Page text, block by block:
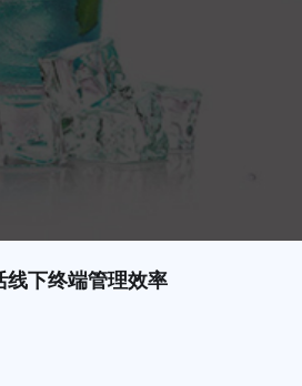
线下终端管理效率